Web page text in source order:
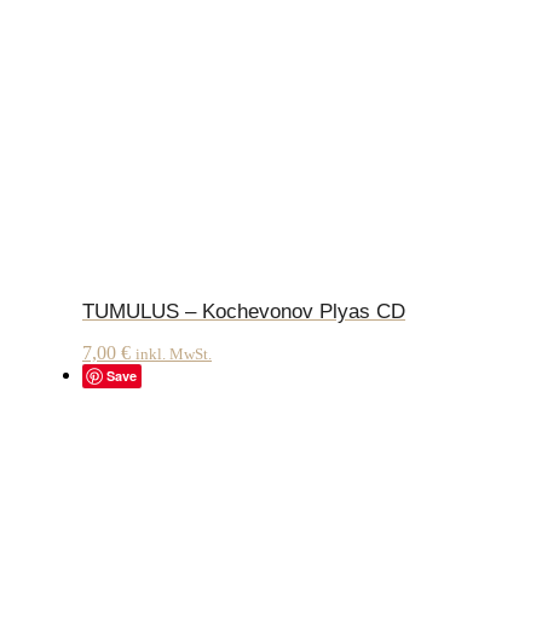
TUMULUS – Kochevonov Plyas CD
7,00 € inkl. MwSt.
Save